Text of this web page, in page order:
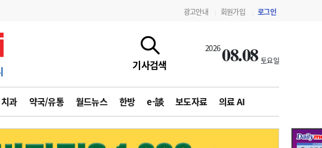
광고안내 회원가입 로그인
기사검색
202608.08 토요일
치과 약국/유통 월드뉴스 한방 e-談 보도자료 의료 AI